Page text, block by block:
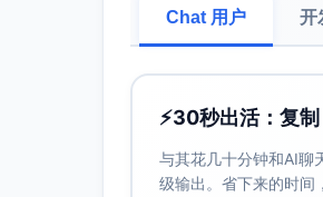
Chat 用户 开
⚡30秒出活：复
与其花几十分钟和AI聊
级输出。省下来的时间